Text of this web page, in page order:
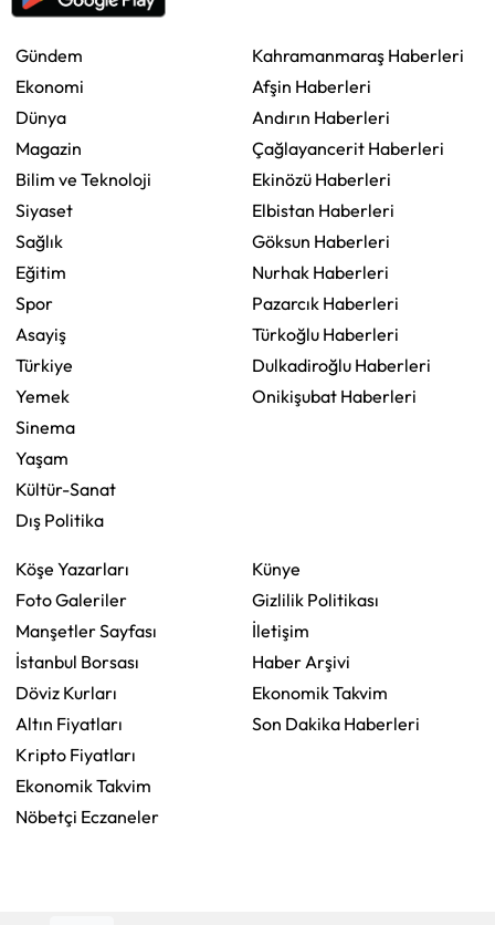
Gündem
Ekonomi
Dünya
Magazin
Bilim ve Teknoloji
Siyaset
Sağlık
Eğitim
Spor
Asayiş
Türkiye
Yemek
Sinema
Yaşam
Kültür-Sanat
Dış Politika
Kahramanmaraş Haberleri
Afşin Haberleri
Andırın Haberleri
Çağlayancerit Haberleri
Ekinözü Haberleri
Elbistan Haberleri
Göksun Haberleri
Nurhak Haberleri
Pazarcık Haberleri
Türkoğlu Haberleri
Dulkadiroğlu Haberleri
Onikişubat Haberleri
Köşe Yazarları
Foto Galeriler
Manşetler Sayfası
İstanbul Borsası
Döviz Kurları
Altın Fiyatları
Kripto Fiyatları
Ekonomik Takvim
Nöbetçi Eczaneler
Künye
Gizlilik Politikası
İletişim
Haber Arşivi
Ekonomik Takvim
Son Dakika Haberleri